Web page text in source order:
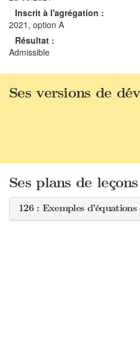
Inscrit à l'agrégation :
2021, option A
Résultat :
Admissible
Ses versions de
Ses plans de
126 : Exemples